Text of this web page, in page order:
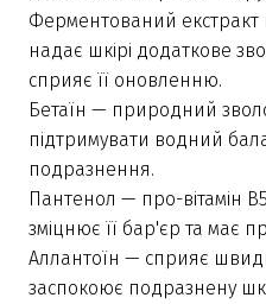
Ферментований екстракт
надає шкірі додаткове
сприяє її оновленню.
Бетаїн — природний
підтримувати водний
подразнення.
Пантенол — про-вітамін
зміцнює її бар'єр та має
Аллантоїн — сприяє
заспокоює подразнену